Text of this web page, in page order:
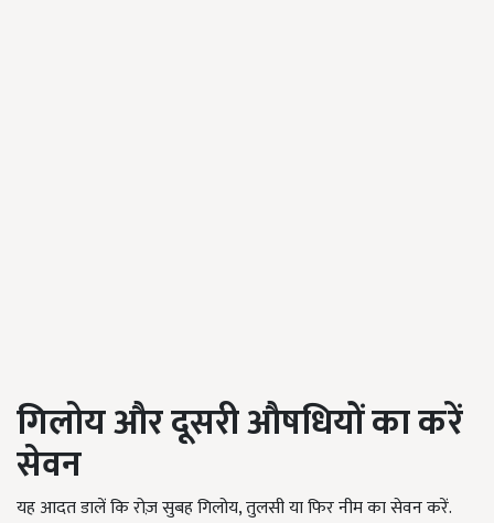
गिलोय और दूसरी औषधियों का करें
सेवन
यह आदत डालें कि रोज़ सुबह गिलोय, तुलसी या फिर नीम का सेवन करें.